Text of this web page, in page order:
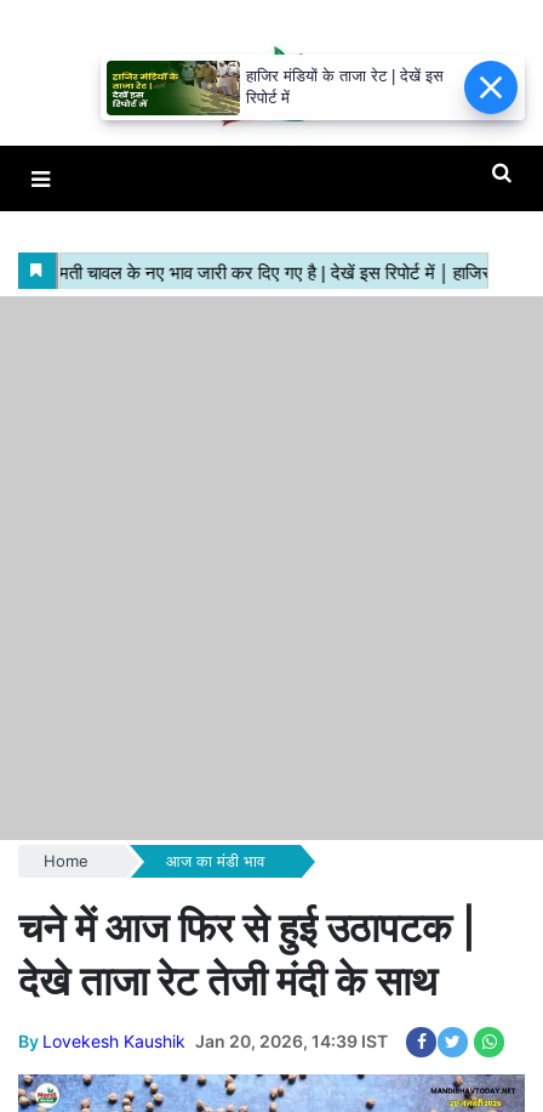
Home आज का मंडी भाव
चने में आज फिर से हुई उठापटक |
देखे ताजा रेट तेजी मंदी के साथ
By Lovekesh Kaushik Jan 20, 2026, 14:39 IST
हाजिर मंडियों के ताजा रेट | देखें इस
रिपोर्ट में